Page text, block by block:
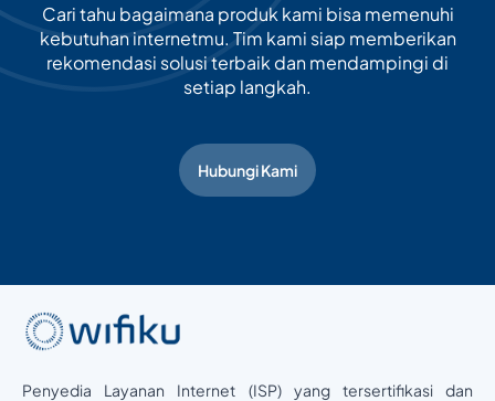
Cari tahu bagaimana produk kami bisa memenuhi
kebutuhan internetmu. Tim kami siap memberikan
rekomendasi solusi terbaik dan mendampingi di
setiap langkah.
Hubungi Kami
Penyedia Layanan Internet (ISP) yang tersertifikasi dan